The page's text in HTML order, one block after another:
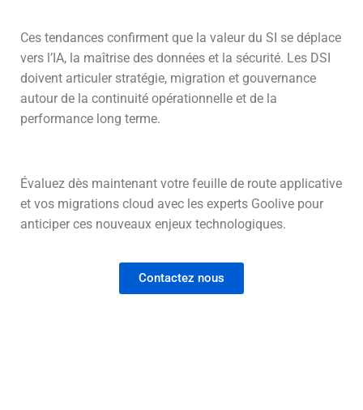
Ces tendances confirment que la valeur du SI se déplace
vers l’IA, la maîtrise des données et la sécurité. Les DSI
doivent articuler stratégie, migration et gouvernance
autour de la continuité opérationnelle et de la
performance long terme.
Évaluez dès maintenant votre feuille de route applicative
et vos migrations cloud avec les experts Goolive pour
anticiper ces nouveaux enjeux technologiques.
Contactez nous